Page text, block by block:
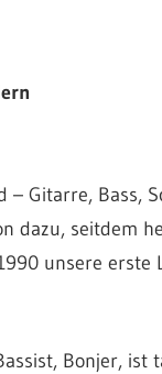
Gitarre, Bass,
dazu, seitdem
unsere erste
Bonjer, ist